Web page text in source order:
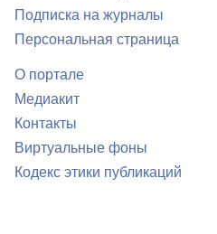
Подписка на журналы
Персональная страница
О портале
Медиакит
Контакты
Виртуальные фоны
Кодекс этики публикаций